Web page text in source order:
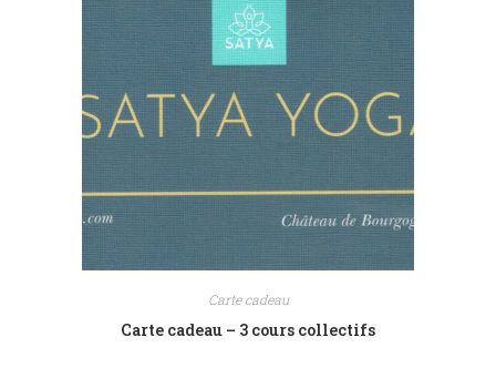
Carte cadeau
Carte cadeau – 3 cours collectifs